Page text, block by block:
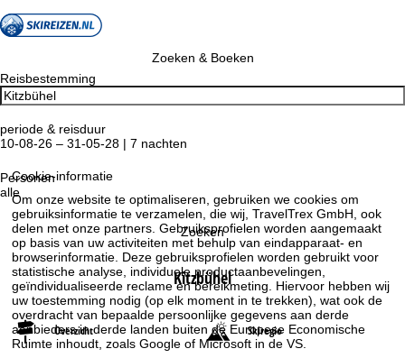
Cookie-informatie
Om onze website te optimaliseren, gebruiken we cookies om
gebruiksinformatie te verzamelen, die wij, TravelTrex GmbH, ook
delen met onze partners. Gebruiksprofielen worden aangemaakt
op basis van uw activiteiten met behulp van eindapparaat- en
browserinformatie. Deze gebruiksprofielen worden gebruikt voor
statistische analyse, individuele productaanbevelingen,
geïndividualiseerde reclame en bereikmeting. Hiervoor hebben wij
uw toestemming nodig (op elk moment in te trekken), wat ook de
overdracht van bepaalde persoonlijke gegevens aan derde
aanbieders in derde landen buiten de Europese Economische
Ruimte inhoudt, zoals Google of Microsoft in de VS.
Zoeken & Boeken
Reisbestemming
periode & reisduur
10-08-26 – 31-05-28 | 7 nachten
Personen
alle
Zoeken
Kitzbühel
Overzicht Skiregio